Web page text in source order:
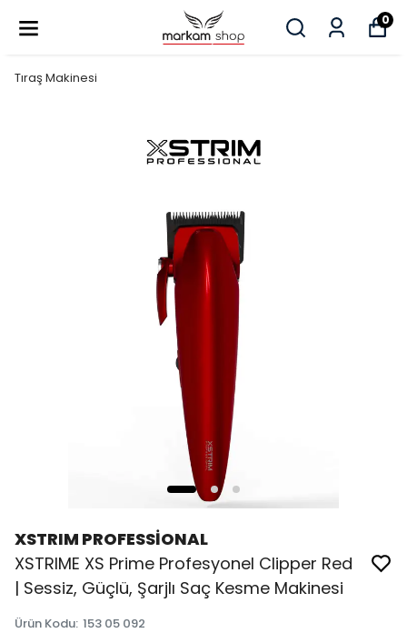
0
Tıraş Makinesi
XSTRIM PROFESSİONAL
XSTRIME XS Prime Profesyonel Clipper Red
| Sessiz, Güçlü, Şarjlı Saç Kesme Makinesi
Ürün Kodu: 153 05 092